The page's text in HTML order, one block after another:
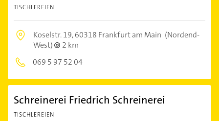
TISCHLEREIEN
Koselstr. 19,60318 Frankfurt am Main (Nordend-
West)
2 km
069 5 97 52 04
Schreinerei Friedrich Schreinerei
TISCHLEREIEN